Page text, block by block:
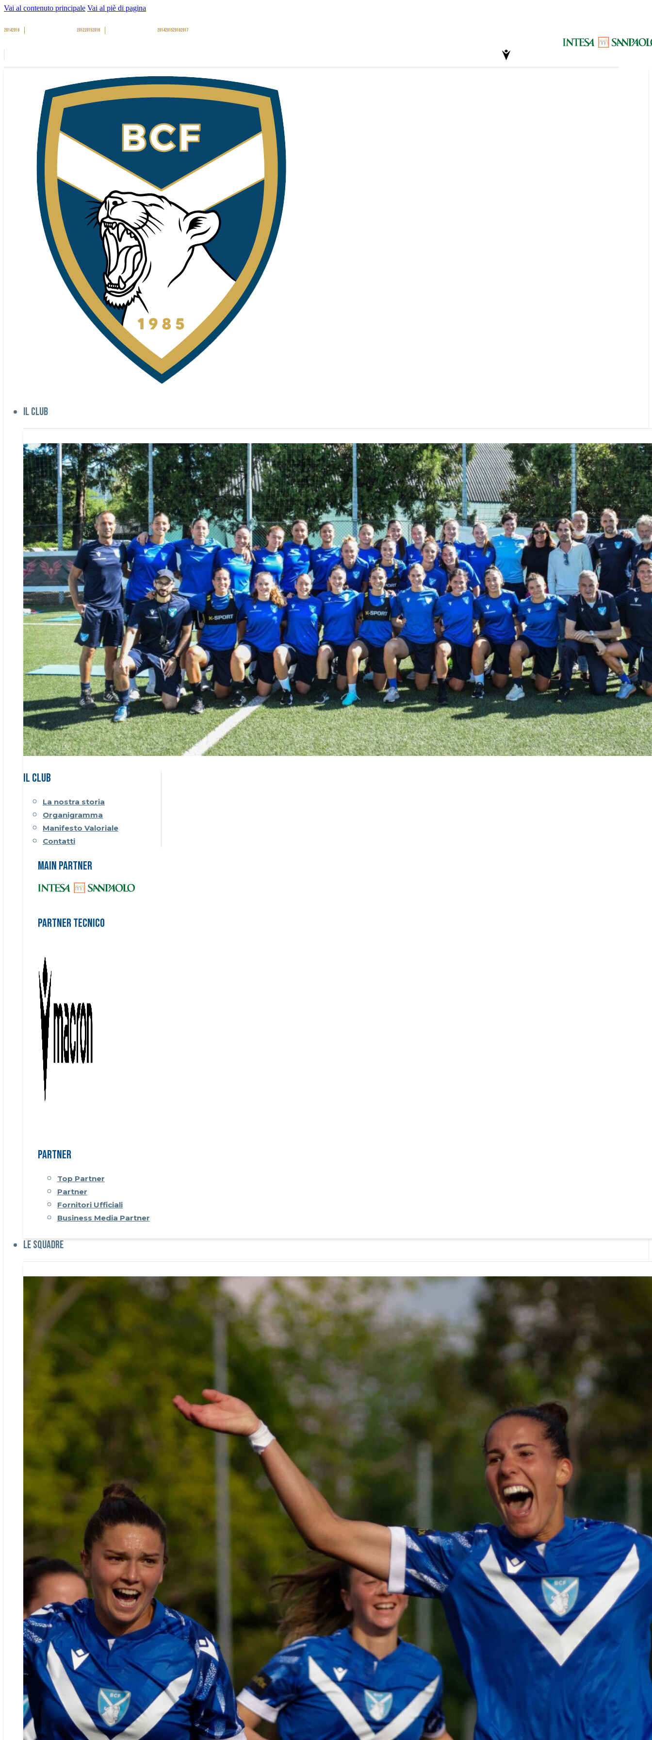
Vai al contenuto principale Vai al piè di pagina
20142016 201220152016 2014201520162017
Il club
Il CLUB
La nostra storia
Organigramma
Manifesto Valoriale
Contatti
Main Partner
Partner Tecnico
Partner
Top Partner
Partner
Fornitori Ufficiali
Business Media Partner
Le Squadre